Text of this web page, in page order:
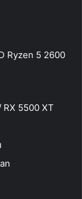
Ryzen 5 2600
RX 5500 XT